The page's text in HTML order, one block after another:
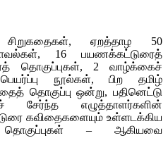
சிறுகதைகள், ஏறத்தாழ 50
16 பயணக்கட்டுரைத்
தொகுப்புகள், 2 வாழ்க்கைச்
நூல்கள், பிற தமிழ்
தொகுப்பு ஒன்று, பதினெட்டு
சேர்ந்த எழுத்தாளர்களின்
கவிதைகளையும் உள்ளடக்கிய
தொகுப்புகள் – ஆகியவை